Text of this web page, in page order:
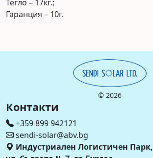
Тегло – 17кг.;
Гаранция – 10г.
© 2026
Контакти
+359 899 942121
sendi-solar@abv.bg
Индустриален Логистичен Парк,